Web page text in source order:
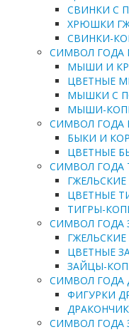
СВИНКИ С
ХРЮШКИ
СВИНКИ-
СИМВОЛ ГОДА
МЫШИ И
ЦВЕТНЫЕ
МЫШКИ С
МЫШИ-
СИМВОЛ ГОДА
БЫКИ И
ЦВЕТНЫЕ
СИМВОЛ ГОДА
ГЖЕЛЬСКИЕ
ЦВЕТНЫЕ
ТИГРЫ-
СИМВОЛ ГОДА
ГЖЕЛЬСКИЕ
ЦВЕТНЫЕ
ЗАЙЦЫ-
СИМВОЛ ГОДА
ФИГУРКИ
СИМВОЛ ГОДА